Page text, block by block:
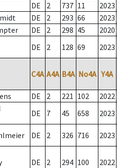
DE 2 737 11 2023
DE 2 293 66 2023
DE 2 298 45 2020
DE 2 128 69 2023
C4A A4A B4A No4A Y4A
DE 2 221 102 2022
DE 7 45 658 2023
DE 2 326 716 2023
DE 2 294 100 2022